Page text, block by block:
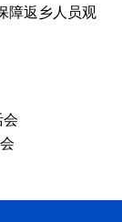
障返乡人员观